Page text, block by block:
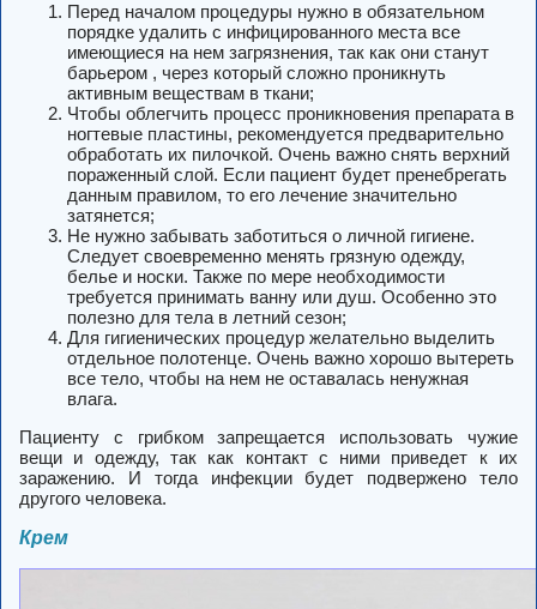
Перед началом процедуры нужно в обязательном
порядке удалить с инфицированного места все
имеющиеся на нем загрязнения, так как они станут
барьером , через который сложно проникнуть
активным веществам в ткани;
Чтобы облегчить процесс проникновения препарата в
ногтевые пластины, рекомендуется предварительно
обработать их пилочкой. Очень важно снять верхний
пораженный слой. Если пациент будет пренебрегать
данным правилом, то его лечение значительно
затянется;
Не нужно забывать заботиться о личной гигиене.
Следует своевременно менять грязную одежду,
белье и носки. Также по мере необходимости
требуется принимать ванну или душ. Особенно это
полезно для тела в летний сезон;
Для гигиенических процедур желательно выделить
отдельное полотенце. Очень важно хорошо вытереть
все тело, чтобы на нем не оставалась ненужная
влага.
Пациенту с грибком запрещается использовать чужие
вещи и одежду, так как контакт с ними приведет к их
заражению. И тогда инфекции будет подвержено тело
другого человека.
Крем